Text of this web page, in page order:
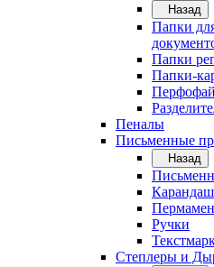
Назад
Папки
Папки
Папки-
Пеналы
Письменные
Назад
Ручки
Степлеры и